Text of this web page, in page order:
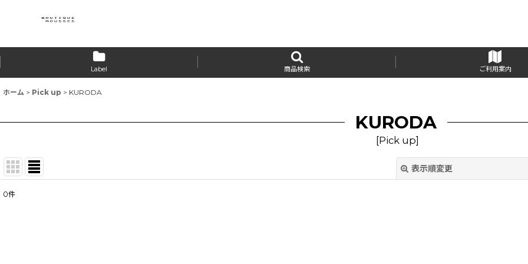
Label 商品検索 ご利用案内
ホーム > Pick up > KURODA
KURODA
[Pick up]
表示順変更
0件